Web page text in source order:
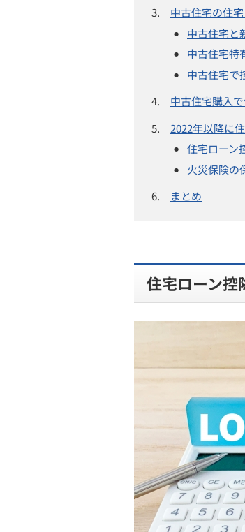
3.
中古住宅の住
中古住宅と
中古住宅特
中古住宅で
4.
中古住宅購入
5.
2022年以降に
住宅ローン
火災保険の
6.
まとめ
住宅ローン控